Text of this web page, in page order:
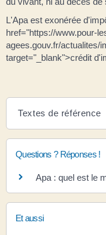
L'Apa est exonérée
href="https://www.pour-
agees.gouv.fr/actualites/
target="_blank">crédit
Textes de référence
Questions ? Réponses !
Apa : quel est le
Et aussi